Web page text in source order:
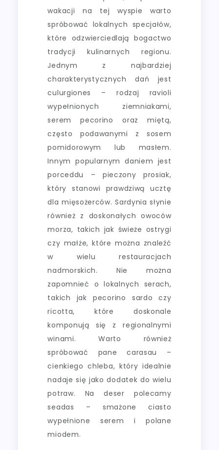
wakacji na tej wyspie warto
spróbować lokalnych specjałów,
które odzwierciedlają bogactwo
tradycji kulinarnych regionu.
Jednym z najbardziej
charakterystycznych dań jest
culurgiones – rodzaj ravioli
wypełnionych ziemniakami,
serem pecorino oraz miętą,
często podawanymi z sosem
pomidorowym lub masłem.
Innym popularnym daniem jest
porceddu – pieczony prosiak,
który stanowi prawdziwą ucztę
dla mięsożerców. Sardynia słynie
również z doskonałych owoców
morza, takich jak świeże ostrygi
czy małże, które można znaleźć
w wielu restauracjach
nadmorskich. Nie można
zapomnieć o lokalnych serach,
takich jak pecorino sardo czy
ricotta, które doskonale
komponują się z regionalnymi
winami. Warto również
spróbować pane carasau –
cienkiego chleba, który idealnie
nadaje się jako dodatek do wielu
potraw. Na deser polecamy
seadas – smażone ciasto
wypełnione serem i polane
miodem.